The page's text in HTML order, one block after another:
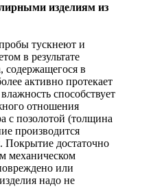
изделиям из
тускнеют и
в результате
содержащегося в
активно протекает
способствует
отношения
с позолотой (толщина
производится
Покрытие достаточно
механическом
или
надо не